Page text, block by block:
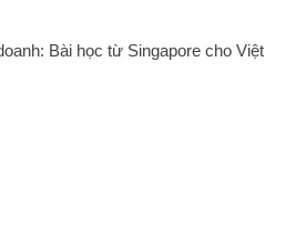
Bài học từ Singapore cho Việt